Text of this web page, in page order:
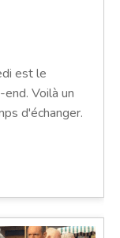
est le
Voilà un
d'échanger.